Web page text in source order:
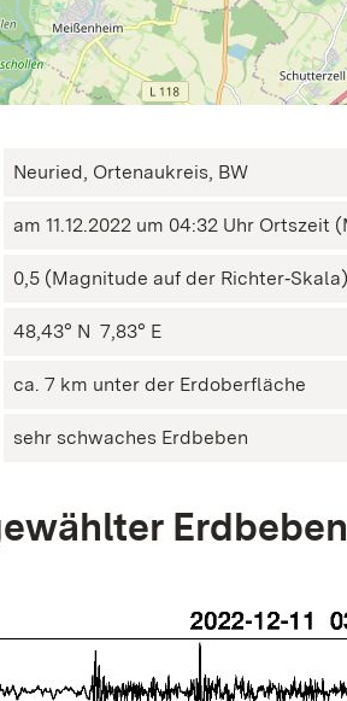
Neuried, Ortenaukreis, BW
am 11.12.2022 um 04:32 Uhr Ortszeit
0,5 (Magnitude auf der Richter‑Skala)
48,43° N ㅤ 7,83° E
ca. 7 km unter der Erdoberfläche
sehr schwaches Erdbeben